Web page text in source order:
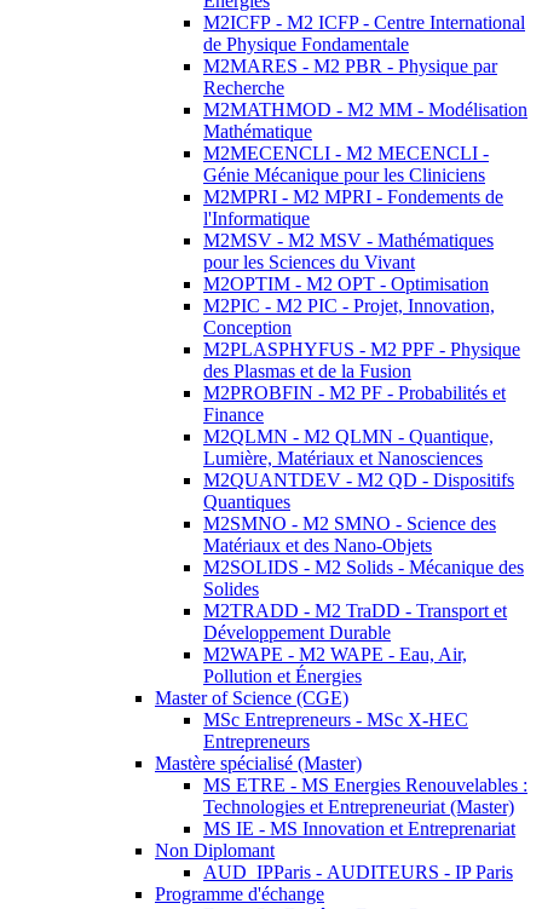
M2ICFP - M2 ICFP - Centre International
de Physique Fondamentale
M2MARES - M2 PBR - Physique par
Recherche
M2MATHMOD - M2 MM - Modélisation
Mathématique
M2MECENCLI - M2 MECENCLI -
Génie Mécanique pour les Cliniciens
M2MPRI - M2 MPRI - Fondements de
l'Informatique
M2MSV - M2 MSV - Mathématiques
pour les Sciences du Vivant
M2OPTIM - M2 OPT - Optimisation
M2PIC - M2 PIC - Projet, Innovation,
Conception
M2PLASPHYFUS - M2 PPF - Physique
des Plasmas et de la Fusion
M2PROBFIN - M2 PF - Probabilités et
Finance
M2QLMN - M2 QLMN - Quantique,
Lumière, Matériaux et Nanosciences
M2QUANTDEV - M2 QD - Dispositifs
Quantiques
M2SMNO - M2 SMNO - Science des
Matériaux et des Nano-Objets
M2SOLIDS - M2 Solids - Mécanique des
Solides
M2TRADD - M2 TraDD - Transport et
Développement Durable
M2WAPE - M2 WAPE - Eau, Air,
Pollution et Énergies
Master of Science (CGE)
MSc Entrepreneurs - MSc X-HEC
Entrepreneurs
Mastère spécialisé (Master)
MS ETRE - MS Energies Renouvelables :
Technologies et Entrepreneuriat (Master)
MS IE - MS Innovation et Entreprenariat
Non Diplomant
AUD_IPParis - AUDITEURS - IP Paris
Programme d'échange